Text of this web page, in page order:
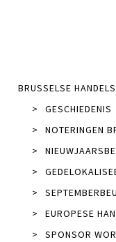
BRUSSELSE
>
GESCHIEDENIS
>
NOTERINGEN
>
>
>
>
EUROPESE
>
SPONSOR